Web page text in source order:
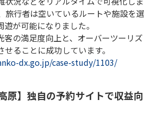
旅行者は空いているルートや施設を選
が可能になりました。
客の満足度向上と、オーバーツーリズ
ることに成功しています。
dx.go.jp/case-study/1103/
原】独自の予約サイトで収益向